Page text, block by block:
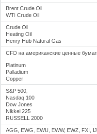
Brent Crude Oil
WTI Crude Oil
Crude Oil
Heating Oil
Henry Hub Natural Gas
CFD на американские ценные
Platinum
Palladium
Copper
S&P 500,
Nasdaq 100
Dow Jones
Nikkei 225
RUSSELL 2000
AGG, EWG, EWU, EWW, EWZ, FXI,